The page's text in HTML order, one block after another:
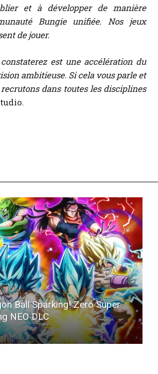
et à développer de manière
Bungie unifiée. Nos jeux
de jouer.
est une accélération du
ambitieuse. Si cela vous parle et
dans toutes les disciplines
Ball Sparking! Zero Super
NEO DLC